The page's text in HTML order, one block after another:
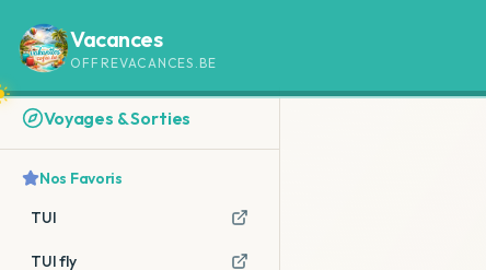
Vacances
OFFREVACANCES.BE
Voyages & Sorties
Nos Favoris
TUI
TUI fly